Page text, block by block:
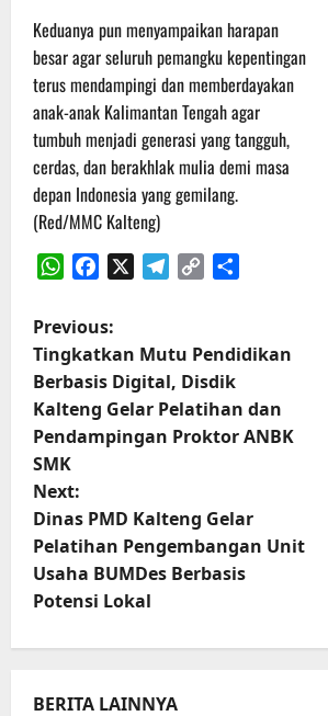
Keduanya pun menyampaikan harapan
besar agar seluruh pemangku kepentingan
terus mendampingi dan memberdayakan
anak-anak Kalimantan Tengah agar
tumbuh menjadi generasi yang tangguh,
cerdas, dan berakhlak mulia demi masa
depan Indonesia yang gemilang.
(Red/MMC Kalteng)
WhatsAppFacebook Telegram
Copy
P
o
s
t
n
a
v
i
g
Previous:
Tingkatkan Mutu Pendidikan
Berbasis Digital, Disdik
Kalteng Gelar Pelatihan dan
Pendampingan Proktor ANBK
SMK
Next:
Dinas PMD Kalteng Gelar
Pelatihan Pengembangan Unit
Usaha BUMDes Berbasis
Potensi Lokal
BERITA LAINNYA